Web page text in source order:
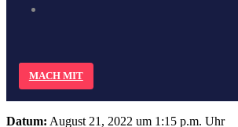
MACH MIT
Datum: August 21, 2022 um 1:15 p.m. Uhr